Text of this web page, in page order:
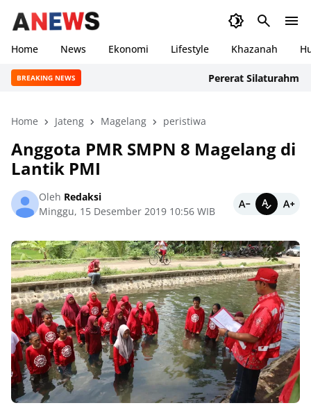
Home News Ekonomi Lifestyle Khazanah
BREAKING NEWS Pererat Silaturahmi,
Home Jateng Magelang peristiwa
Anggota PMR SMPN 8 Magelang di
Lantik PMI
Oleh Redaksi
Minggu, 15 Desember 2019 10:56 WIB